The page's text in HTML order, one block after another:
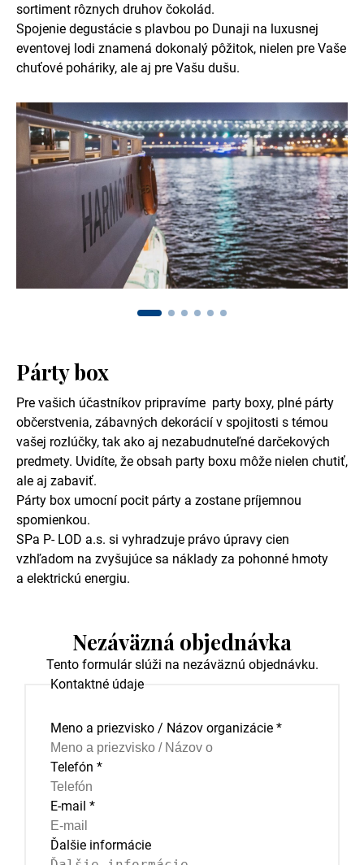
sortiment rôznych druhov čokolád.
Spojenie degustácie s plavbou po Dunaji na luxusnej
eventovej lodi znamená dokonalý pôžitok, nielen pre Vaše
chuťové poháriky, ale aj pre Vašu dušu.
Párty box
Pre vašich účastníkov pripravíme party boxy, plné párty
občerstvenia, zábavných dekorácií v spojitosti s témou
vašej rozlúčky, tak ako aj nezabudnuteľné darčekových
predmety. Uvidíte, že obsah party boxu môže nielen chutiť,
ale aj zabaviť.
Párty box umocní pocit párty a zostane príjemnou
spomienkou.
SPa P- LOD a.s. si vyhradzuje právo úpravy cien
vzhľadom na zvyšujúce sa náklady za pohonné hmoty
a elektrickú energiu.
Nezáväzná objednávka
Tento formulár slúži na nezáväznú objednávku.
Kontaktné údaje
Meno a priezvisko / Názov organizácie *
Telefón *
E-mail *
Ďalšie informácie